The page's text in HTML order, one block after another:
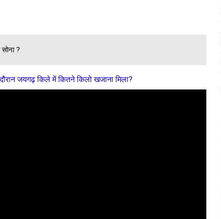
lage line me sab..
Jab talak thi...
?
जयगढ़ किले में कितने किलो खजाना मिला?